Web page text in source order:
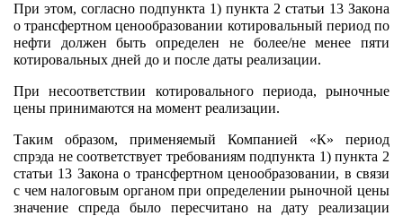
При этом, согласно подпункта 1) пункта 2 статьи 13 Закона
о трансфертном ценообразовании котировальный период по
нефти должен быть определен не более/не менее пяти
котировальных дней до и после даты реализации.
При несоответствии котировального периода, рыночные
цены принимаются на момент реализации.
Таким образом, применяемый Компанией «К» период
спрэда не соответствует требованиям подпункта 1) пункта 2
статьи 13 Закона о трансфертном ценообразовании, в связи
с чем налоговым органом при определении рыночной цены
значение спреда было пересчитано на дату реализации